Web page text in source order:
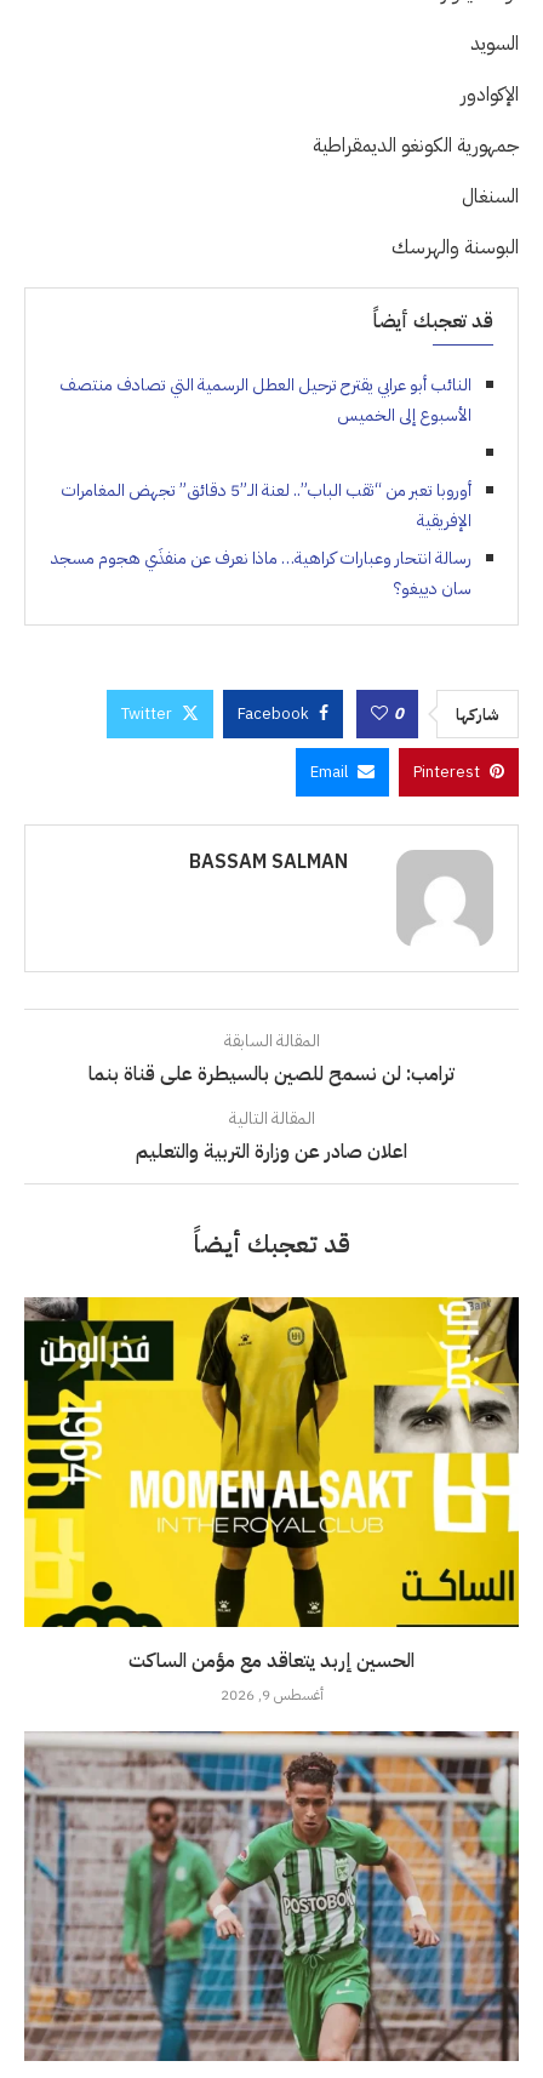
السويد
الإكوادور
جمهورية الكونغو الديمقراطية
السنغال
البوسنة والهرسك
قد تعجبك أيضاً
النائب أبو عرابي يقترح ترحيل العطل الرسمية التي تصادف منتصف
الأسبوع إلى الخميس
أوروبا تعبر من “ثقب الباب”.. لعنة الـ”5 دقائق” تجهض المغامرات
الإفريقية
رسالة انتحار وعبارات كراهية… ماذا نعرف عن منفذَي هجوم مسجد
سان دييغو؟
شاركها 0
Facebook
Twitter
Pinterest
Email
BASSAM SALMAN
المقالة السابقة
ترامب: لن نسمح للصين بالسيطرة على قناة بنما
المقالة التالية
اعلان صادر عن وزارة التربية والتعليم
قد تعجبك أيضاً
الحسين إربد يتعاقد مع مؤمن الساكت
أغسطس 9, 2026